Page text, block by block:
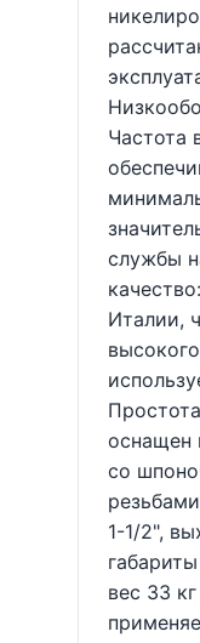
Частота
службы
Италии,
оснащен
со
1-1/2",
вес 33